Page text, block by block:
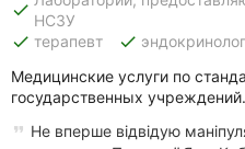
Все
рубрики
done
НСЗУ
done терапевт done эндокринолог
Медицинские услуги по
государственных учреждений.
Не вперше відвідую